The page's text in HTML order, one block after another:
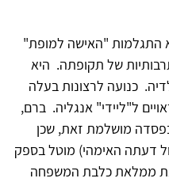
התגלמות "האישה למופת"
של תקופתה. היא
כנועה לרצונות בעלה
ל"ליידי" אנגליה. ברם,
מושלמת זאת, שכן
דעתה האימהי) מוטל בספק
ממלאת כלבת המשפחה